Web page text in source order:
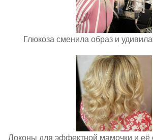
Глюкоза сменила образ и
Локоны для эффектной мамочки и её